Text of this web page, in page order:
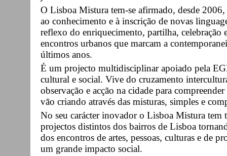
O Lisboa Mistura tem-se afirmado, desde
ao conhecimento e à inscrição de novas
reflexo do enriquecimento, partilha, celebração
encontros urbanos que marcam a
últimos anos.
É um projecto multidisciplinar apoiado pela
cultural e social. Vive do cruzamento
observação e acção na cidade para
vão criando através das misturas, simples e
No seu carácter inovador o Lisboa Mistura tem
projectos distintos dos bairros de Lisboa
dos encontros de artes, pessoas, culturas e de
um grande impacto social.